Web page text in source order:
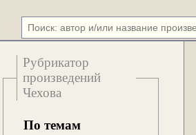
Рубрикатор
произведений
Чехова
По темам